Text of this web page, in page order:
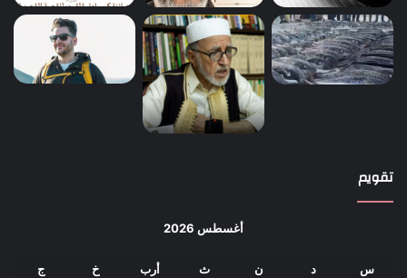
تقويم
أغسطس 2026
س د ن ث أرب خ ج